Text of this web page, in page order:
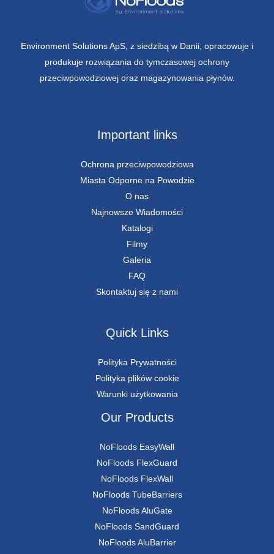
Environment Solutions ApS, z siedzibą w Danii, opracowuje i
produkuje rozwiązania do tymczasowej ochrony
przeciwpowodziowej oraz magazynowania płynów.
Important links
Ochrona przeciwpowodziowa
Miasta Odporne na Powodzie
O nas
Najnowsze Wiadomości
Katalogi
Filmy
Galeria
FAQ
Skontaktuj się z nami
Quick Links
Polityka Prywatności
Polityka plików cookie
Warunki użytkowania
Our Products
NoFloods EasyWall
NoFloods FlexGuard
NoFloods FlexWall
NoFloods TubeBarriers
NoFloods AluGate
NoFloods SandGuard
NoFloods AluBarrier